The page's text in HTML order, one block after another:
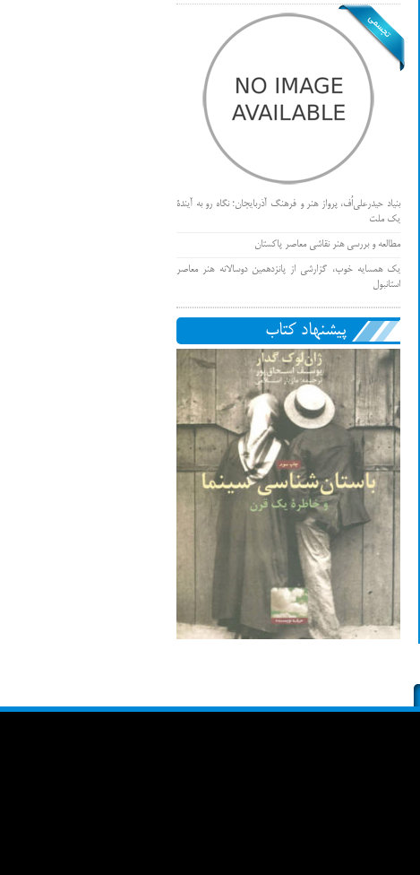
بنیاد حیدرعلی‌اُف، پرواز هنر و فرهنگ آذربایجان؛ نگاه رو به آیندۀ
یک ملت
مطالعه و بررسی هنر نقاشی معاصر پاکستان
یک همسایه خوب، گزارشی از پانزدهمین دوسالانه هنر معاصر
استانبول
پیشنهاد کتاب